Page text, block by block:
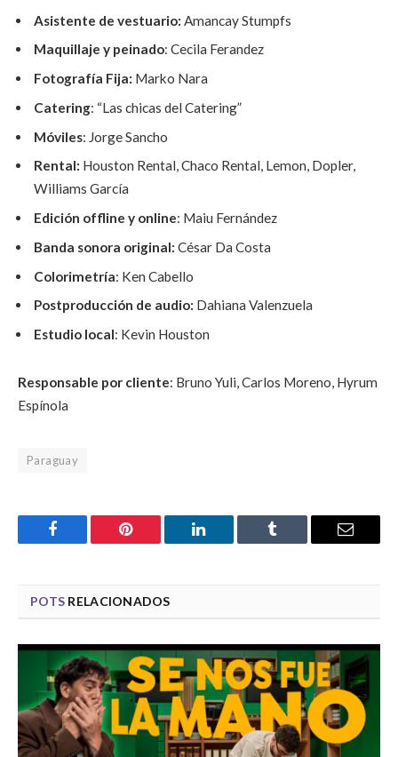
Asistente de vestuario: Amancay Stumpfs
Maquillaje y peinado: Cecila Ferandez
Fotografía Fija: Marko Nara
Catering: “Las chicas del Catering”
Móviles: Jorge Sancho
Rental: Houston Rental, Chaco Rental, Lemon, Dopler,
Williams García
Edición offline y online: Maiu Fernández
Banda sonora original: César Da Costa
Colorimetría: Ken Cabello
Postproducción de audio: Dahiana Valenzuela
Estudio local: Kevin Houston
Responsable por cliente: Bruno Yuli, Carlos Moreno, Hyrum
Espínola
Paraguay
Facebook Pinterest LinkedIn Tumblr Email
POTS RELACIONADOS